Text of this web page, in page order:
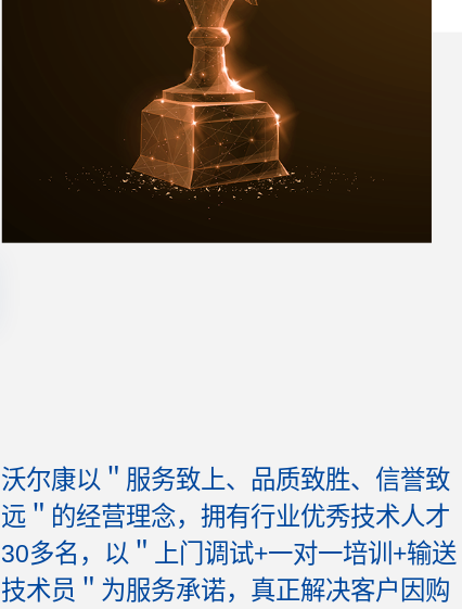
沃尔康以＂服务致上、品质致胜、信誉致
远＂的经营理念，拥有行业优秀技术人才
30多名，以＂上门调试+一对一培训+输送
技术员＂为服务承诺，真正解决客户因购